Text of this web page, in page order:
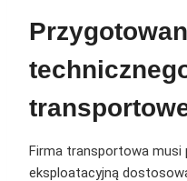
Firma transportowa musi
eksploatacyjną